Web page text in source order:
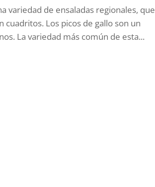
variedad de ensaladas regionales, que
Los picos de gallo son un
La variedad más común de esta...